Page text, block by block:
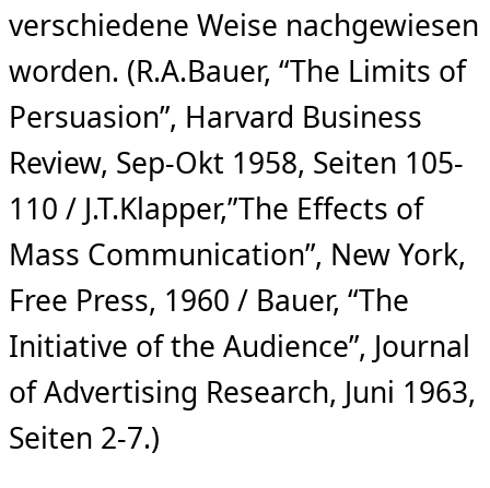
verschie­dene Weise nachgewiesen
worden. (R.A.Bauer, “The Limits of
Persuasion”, Harvard Business
Review, Sep-Okt 1958, Seiten 105-
110 / J.T.Klapper,”The Effects of
Mass Communication”, New York,
Free Press, 1960 / Bauer, “The
Initiative of the Audience”, Journal
of Advertising Research, Juni 1963,
Seiten 2-7.)